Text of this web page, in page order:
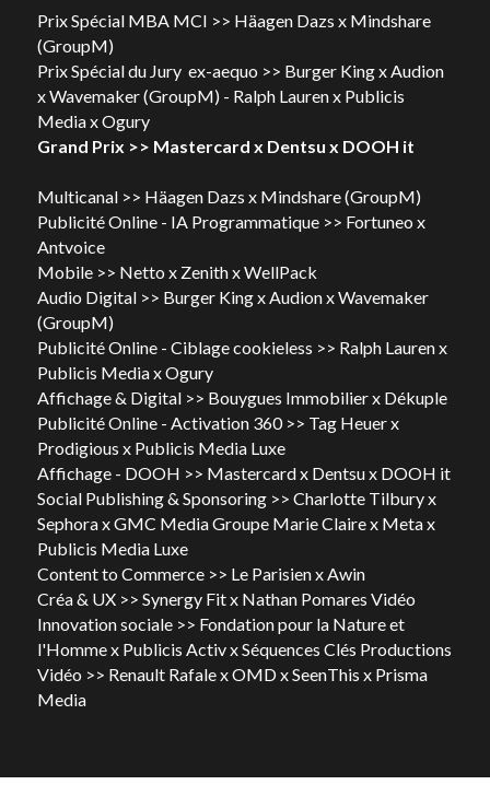
Prix Spécial MBA MCI >> Häagen Dazs x Mindshare
(GroupM)
Prix Spécial du Jury  ex-aequo >> Burger King x Audion
x Wavemaker (GroupM) - Ralph Lauren x Publicis
Media x Ogury
Grand Prix >> Mastercard x Dentsu x DOOH it
Multicanal >> Häagen Dazs x Mindshare (GroupM)
Publicité Online - IA Programmatique >> Fortuneo x
Antvoice
Mobile >> Netto x Zenith x WellPack
Audio Digital >> Burger King x Audion x Wavemaker
Publicité Online - Ciblage cookieless >> Ralph Lauren x
Publicis Media x Ogury
Affichage & Digital >> Bouygues Immobilier x Dékuple
Publicité Online - Activation 360 >> Tag Heuer x
Prodigious x Publicis Media Luxe
Affichage - DOOH >> Mastercard x Dentsu x DOOH it
Social Publishing & Sponsoring >> Charlotte Tilbury x
Sephora x GMC Media Groupe Marie Claire x Meta x
Content to Commerce >> Le Parisien x Awin
Créa & UX >> Synergy Fit x Nathan Pomares Vidéo
Innovation sociale >> Fondation pour la Nature et
l'Homme x Publicis Activ x Séquences Clés Productions
Vidéo >> Renault Rafale x OMD x SeenThis x Prisma
Media